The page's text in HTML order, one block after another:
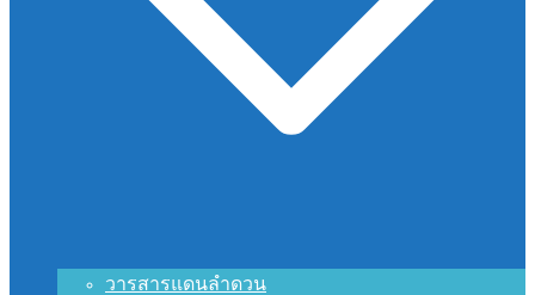
วารสารแดนลำดวน